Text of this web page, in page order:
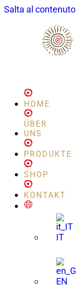
Salta al contenuto
HOME
ÜBER
UNS
PRODUKTE
SHOP
KONTAKT
IT
EN